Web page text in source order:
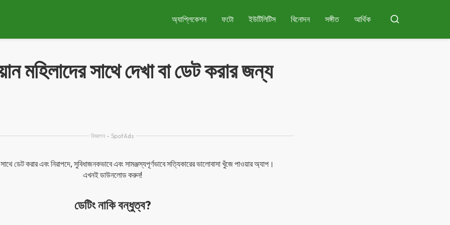
অ্যাপ্লিকেশন ফটো ইউটিলিটিস বিনোদন সঙ্গীত আর্থিক অনুসন্ধান
মহিলাদের সাথে দেখা বা ডেট করার জন্য
বিজ্ঞাপন - SpotAds
সাথে ডেট করার এবং নিরাপদে, সুবিধাজনকভাবে এবং সামঞ্জস্যপূর্ণভাবে সত্যিকারের ভালোবাসা খুঁজে পাওয়ার অ্যাপ।
এখনই ডাউনলোড করুন!
ডেটিং নাকি বন্ধুত্ব?